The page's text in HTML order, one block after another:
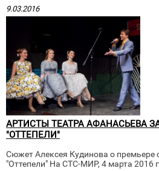
9.03.2016
АРТИСТЫ ТЕАТРА АФАНАСЬЕВА
"ОТТЕПЕЛИ"
Сюжет Алексея Кудинова о премьере
"Оттепели" На СТС-МИР, 4 марта 2016 г